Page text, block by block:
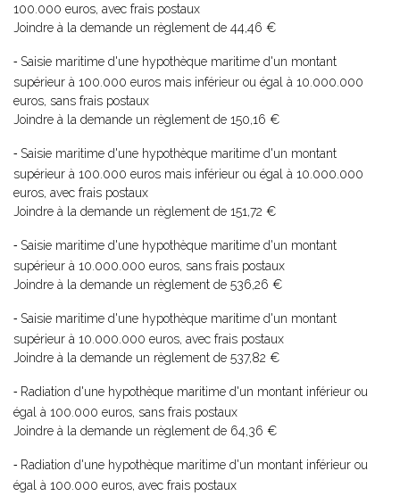
100.000 euros, avec frais postaux
Joindre à la demande un règlement de 44,46 €
- Saisie maritime d'une hypothèque maritime d'un montant
supérieur à 100.000 euros mais inférieur ou égal à 10.000.000
euros, sans frais postaux
Joindre à la demande un règlement de 150,16 €
- Saisie maritime d'une hypothèque maritime d'un montant
supérieur à 100.000 euros mais inférieur ou égal à 10.000.000
euros, avec frais postaux
Joindre à la demande un règlement de 151,72 €
- Saisie maritime d'une hypothèque maritime d'un montant
supérieur à 10.000.000 euros, sans frais postaux
Joindre à la demande un règlement de 536,26 €
- Saisie maritime d'une hypothèque maritime d'un montant
supérieur à 10.000.000 euros, avec frais postaux
Joindre à la demande un règlement de 537,82 €
- Radiation d'une hypothèque maritime d'un montant inférieur ou
égal à 100.000 euros, sans frais postaux
Joindre à la demande un règlement de 64,36 €
- Radiation d'une hypothèque maritime d'un montant inférieur ou
égal à 100.000 euros, avec frais postaux